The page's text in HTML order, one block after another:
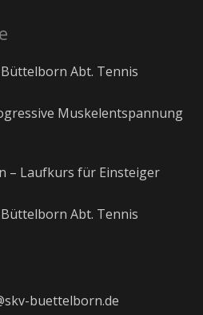
Abt. Tennis
Muskelentspannung
– Laufkurs für Einsteiger
Abt. Tennis
buettelborn.de